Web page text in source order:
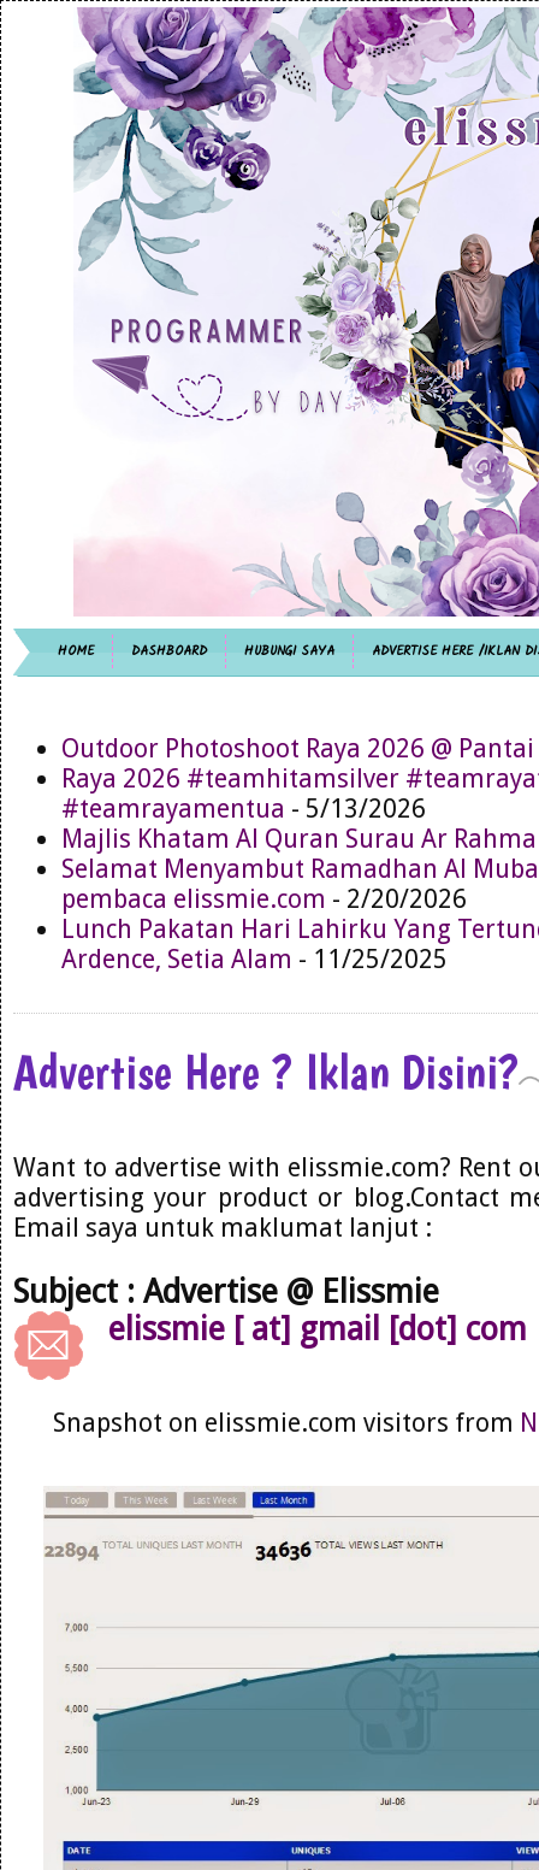
HOME DASHBOARD HUBUNGI SAYA ADVERTISE HERE /IKLAN
Outdoor Photoshoot Raya 2026 @ Pantai
Raya 2026 #teamhitamsilver
#teamrayamentua - 5/13/2026
Majlis Khatam Al Quran Surau Ar
Selamat Menyambut Ramadhan Al
pembaca elissmie.com - 2/20/2026
Lunch Pakatan Hari Lahirku Yang
Ardence, Setia Alam - 11/25/2025
Advertise Here ? Iklan Disini?
Want to advertise with elissmie.com? Rent
advertising your product or blog.Contact
Email saya untuk maklumat lanjut :
Subject : Advertise @ Elissmie
elissmie [ at] gmail [dot] com
Snapshot on elissmie.com visitors from